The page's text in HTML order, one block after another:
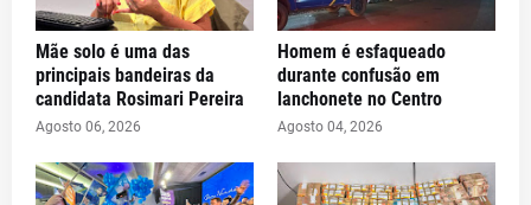
Mãe solo é uma das
principais bandeiras da
candidata Rosimari Pereira
Agosto 06, 2026
Homem é esfaqueado
durante confusão em
lanchonete no Centro
Agosto 04, 2026